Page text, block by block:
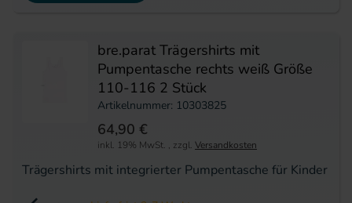
bre.parat Trägershirts mit
Pumpentasche rechts weiß Größe
110-116 2 Stück
Artikelnummer: 10303825
Trägershirts mit integrierter Pumpentasche für Kinder
64,90 €
inkl. 19% MwSt. , zzgl. Versandkosten